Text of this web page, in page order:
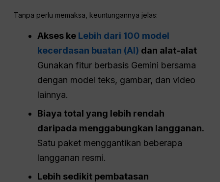
Tanpa perlu memaksa, keuntungannya jelas:
Akses ke Lebih dari 100 model
kecerdasan buatan (AI) dan alat-alat
Gunakan fitur berbasis Gemini bersama
dengan model teks, gambar, dan video
lainnya.
Biaya total yang lebih rendah
daripada menggabungkan langganan.
Satu paket menggantikan beberapa
langganan resmi.
Lebih sedikit pembatasan